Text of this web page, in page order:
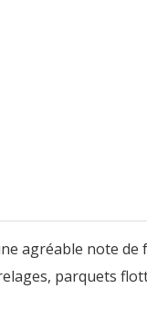
agréable note de
parquets